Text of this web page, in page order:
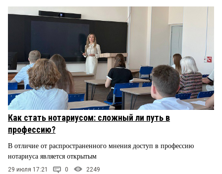
Как стать нотариусом: сложный ли путь в
профессию?
В отличие от распространенного мнения доступ в профессию
нотариуса является открытым
29 июля 17:21 0 2249